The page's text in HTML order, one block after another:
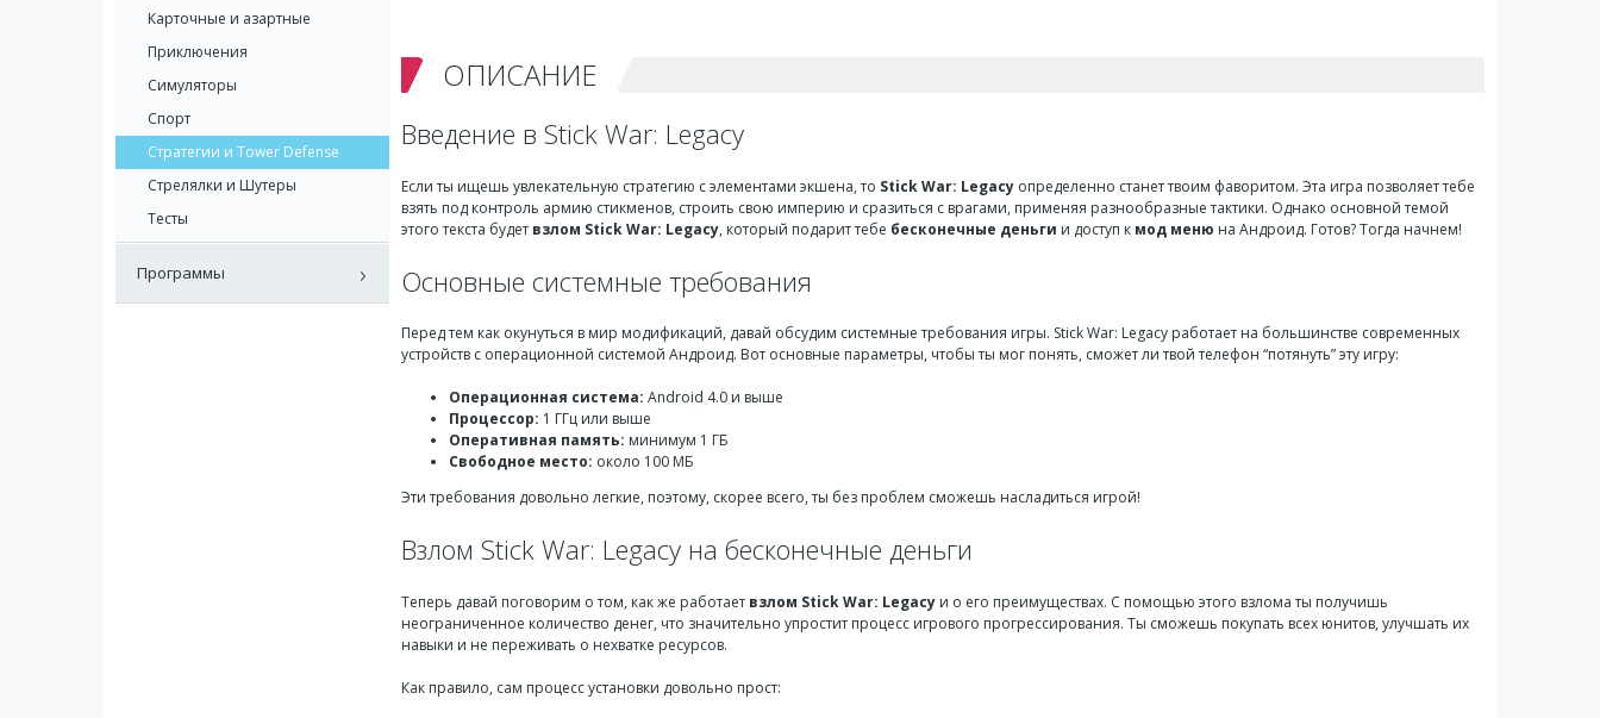
ОПИСАНИЕ
Введение в Stick War: Legacy
Если ты ищешь увлекательную стратегию с элементами экшена, то Stick War: Legacy определенно станет твоим фаворитом. Эта игра позволяет тебе
взять под контроль армию стикменов, строить свою империю и сразиться с врагами, применяя разнообразные тактики. Однако основной темой
этого текста будет взлом Stick War: Legacy, который подарит тебе бесконечные деньги и доступ к мод меню на Андроид. Готов? Тогда начнем!
Основные системные требования
Перед тем как окунуться в мир модификаций, давай обсудим системные требования игры. Stick War: Legacy работает на большинстве современных
устройств с операционной системой Андроид. Вот основные параметры, чтобы ты мог понять, сможет ли твой телефон “потянуть” эту игру:
Операционная система: Android 4.0 и выше
Процессор: 1 ГГц или выше
Оперативная память: минимум 1 ГБ
Свободное место: около 100 МБ
Эти требования довольно легкие, поэтому, скорее всего, ты без проблем сможешь насладиться игрой!
Взлом Stick War: Legacy на бесконечные деньги
Теперь давай поговорим о том, как же работает взлом Stick War: Legacy и о его преимуществах. С помощью этого взлома ты получишь
неограниченное количество денег, что значительно упростит процесс игрового прогрессирования. Ты сможешь покупать всех юнитов, улучшать их
навыки и не переживать о нехватке ресурсов.
Как правило, сам процесс установки довольно прост:
Карточные и азартные
Приключения
Симуляторы
Спорт
Стратегии и Tower Defense
Стрелялки и Шутеры
Тесты
Программы